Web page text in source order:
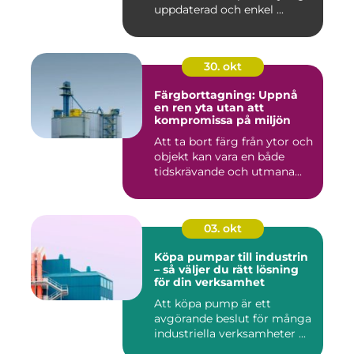
uppdaterad och enkel ...
30. okt
Färgborttagning: Uppnå
en ren yta utan att
kompromissa på miljön
Att ta bort färg från ytor och
objekt kan vara en både
tidskrävande och utmana...
03. okt
Köpa pumpar till industrin
– så väljer du rätt lösning
för din verksamhet
Att köpa pump är ett
avgörande beslut för många
industriella verksamheter ...